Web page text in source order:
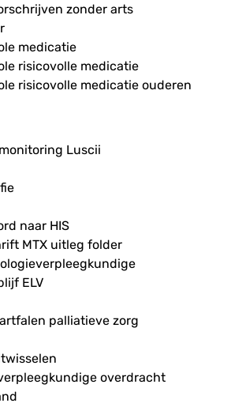
zonder arts
medicatie
risicovolle medicatie
risicovolle medicatie ouderen
Luscii
naar HIS
MTX uitleg folder
ELV
palliatieve zorg
overdracht